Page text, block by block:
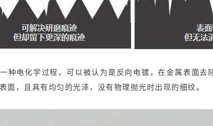
种电化学过程，可以被认为是反向 电镀 ，在金属表面去
面，且具有均匀的光泽，没有物理抛光时出现的细纹。